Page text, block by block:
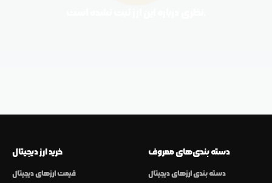
خرید ارز دیجیتال
قیمت ارزهای دیجیتال
دسته بندی‌های معروف
دسته بندی ارزهای دیجیتال